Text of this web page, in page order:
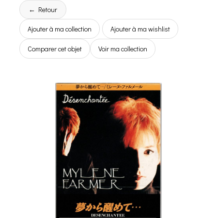
← Retour
Ajouter à ma collection Ajouter à ma wishlist
Comparer cet objet Voir ma collection